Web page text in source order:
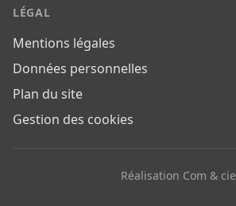
LÉGAL
Mentions légales
Données personnelles
Plan du site
Gestion des cookies
Réalisation Com & cie